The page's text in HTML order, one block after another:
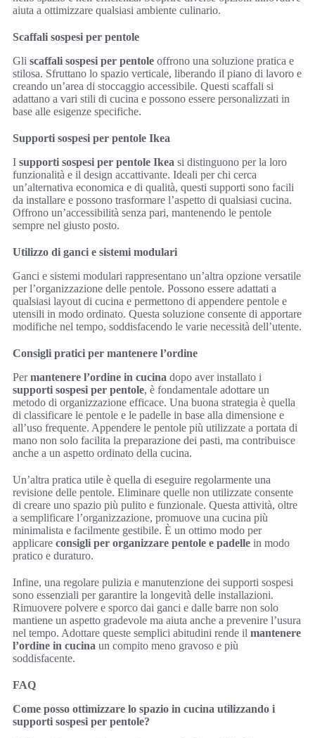
aiuta a ottimizzare qualsiasi ambiente culinario.
Scaffali sospesi per pentole
Gli scaffali sospesi per pentole offrono una soluzione pratica e
stilosa. Sfruttano lo spazio verticale, liberando il piano di lavoro e
creando un’area di stoccaggio accessibile. Questi scaffali si
adattano a vari stili di cucina e possono essere personalizzati in
base alle esigenze specifiche.
Supporti sospesi per pentole Ikea
I supporti sospesi per pentole Ikea si distinguono per la loro
funzionalità e il design accattivante. Ideali per chi cerca
un’alternativa economica e di qualità, questi supporti sono facili
da installare e possono trasformare l’aspetto di qualsiasi cucina.
Offrono un’accessibilità senza pari, mantenendo le pentole
sempre nel giusto posto.
Utilizzo di ganci e sistemi modulari
Ganci e sistemi modulari rappresentano un’altra opzione versatile
per l’organizzazione delle pentole. Possono essere adattati a
qualsiasi layout di cucina e permettono di appendere pentole e
utensili in modo ordinato. Questa soluzione consente di apportare
modifiche nel tempo, soddisfacendo le varie necessità dell’utente.
Consigli pratici per mantenere l’ordine
Permantenere l’ordine in cucina dopo aver installato i
supporti sospesi per pentole, è fondamentale adottare un
metodo di organizzazione efficace. Una buona strategia è quella
di classificare le pentole e le padelle in base alla dimensione e
all’uso frequente. Appendere le pentole più utilizzate a portata di
mano non solo facilita la preparazione dei pasti, ma contribuisce
anche a un aspetto ordinato della cucina.
Un’altra pratica utile è quella di eseguire regolarmente una
revisione delle pentole. Eliminare quelle non utilizzate consente
di creare uno spazio più pulito e funzionale. Questa attività, oltre
a semplificare l’organizzazione, promuove una cucina più
minimalista e facilmente gestibile. È un ottimo modo per
applicare consigli per organizzare pentole e padelle in modo
pratico e duraturo.
Infine, una regolare pulizia e manutenzione dei supporti sospesi
sono essenziali per garantire la longevità delle installazioni.
Rimuovere polvere e sporco dai ganci e dalle barre non solo
mantiene un aspetto gradevole ma aiuta anche a prevenire l’usura
nel tempo. Adottare queste semplici abitudini rende il mantenere
l’ordine in cucina un compito meno gravoso e più
soddisfacente.
FAQ
Come posso ottimizzare lo spazio in cucina utilizzando i
supporti sospesi per pentole?